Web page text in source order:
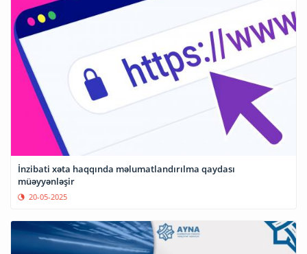
İnzibati xəta haqqında məlumatlandırılma qaydası
müəyyənləşir
20-05-2025